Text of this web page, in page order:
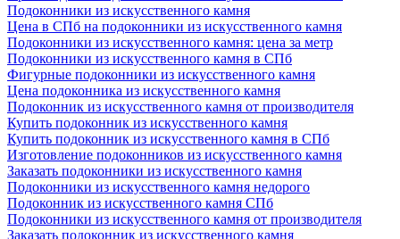
Подоконники из искусственного камня
Цена в СПб на подоконники из искусственного камня
Подоконники из искусственного камня: цена за метр
Подоконники из искусственного камня в СПб
Фигурные подоконники из искусственного камня
Цена подоконника из искусственного камня
Подоконник из искусственного камня от производителя
Купить подоконник из искусственного камня
Купить подоконник из искусственного камня в СПб
Изготовление подоконников из искусственного камня
Заказать подоконники из искусственного камня
Подоконники из искусственного камня недорого
Подоконник из искусственного камня СПб
Подоконники из искусственного камня от производителя
Заказать подоконник из искусственного камня